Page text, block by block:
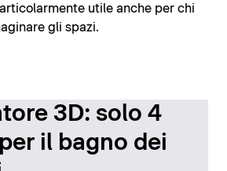
utile anche per chi
gli spazi.
3D: solo 4
il bagno dei